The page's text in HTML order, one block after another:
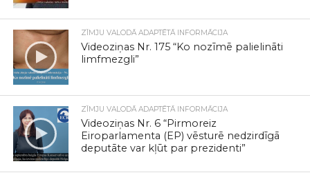
ZĪMJU VALODĀ ADAPTĒTĀ INFORMĀCIJA
Videoziņas Nr. 175 “Ko nozīmē palielināti
limfmezgli”
ZĪMJU VALODĀ ADAPTĒTĀ INFORMĀCIJA
Videoziņas Nr. 6 “Pirmoreiz
Eiroparlamenta (EP) vēsturē nedzirdīgā
deputāte var kļūt par prezidenti”